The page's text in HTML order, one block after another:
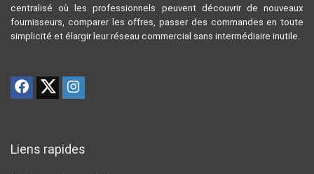
centralisé où les professionnels peuvent découvrir de nouveaux
fournisseurs, comparer les offres, passer des commandes en toute
simplicité et élargir leur réseau commercial sans intermédiaire inutile.
Liens rapides